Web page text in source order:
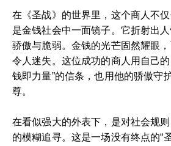
在《圣战》的世界里，这个商人不
是金钱社会中一面镜子。它折射出人
骄傲与脆弱。金钱的光芒固然耀眼
令人迷失。这位成功的商人用自己
钱即力量”的信条，也用他的骄傲守
尊。
在看似强大的外表下，是对社会规
的模糊追寻。这是一场没有终点的“